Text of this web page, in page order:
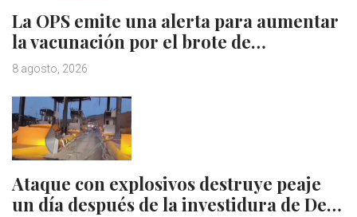
La OPS emite una alerta para aumentar
la vacunación por el brote de…
8 agosto, 2026
Ataque con explosivos destruye peaje
un día después de la investidura de De…